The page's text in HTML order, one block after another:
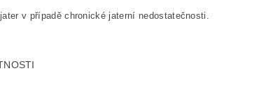
v případě chronické jaterní nedostatečnosti.